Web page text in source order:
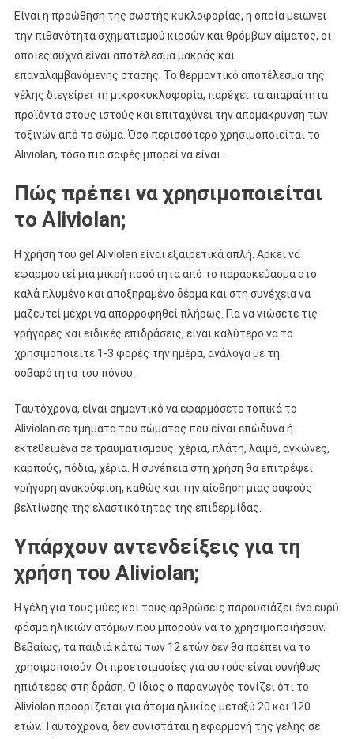
Είναι η προώθηση της σωστής κυκλοφορίας, η οποία μειώνει
την πιθανότητα σχηματισμού κιρσών και θρόμβων αίματος, οι
οποίες συχνά είναι αποτέλεσμα μακράς και
επαναλαμβανόμενης στάσης. Το θερμαντικό αποτέλεσμα της
γέλης διεγείρει τη μικροκυκλοφορία, παρέχει τα απαραίτητα
προϊόντα στους ιστούς και επιταχύνει την απομάκρυνση των
τοξινών από το σώμα. Όσο περισσότερο χρησιμοποιείται το
Aliviolan, τόσο πιο σαφές μπορεί να είναι.
Πώς πρέπει να χρησιμοποιείται
το Aliviolan;
Η χρήση του gel Aliviolan είναι εξαιρετικά απλή. Αρκεί να
εφαρμοστεί μια μικρή ποσότητα από το παρασκεύασμα στο
καλά πλυμένο και αποξηραμένο δέρμα και στη συνέχεια να
μαζευτεί μέχρι να απορροφηθεί πλήρως. Για να νιώσετε τις
γρήγορες και ειδικές επιδράσεις, είναι καλύτερο να το
χρησιμοποιείτε 1-3 φορές την ημέρα, ανάλογα με τη
σοβαρότητα του πόνου.
Ταυτόχρονα, είναι σημαντικό να εφαρμόσετε τοπικά το
Aliviolan σε τμήματα του σώματος που είναι επώδυνα ή
εκτεθειμένα σε τραυματισμούς: χέρια, πλάτη, λαιμό, αγκώνες,
καρπούς, πόδια, χέρια. Η συνέπεια στη χρήση θα επιτρέψει
γρήγορη ανακούφιση, καθώς και την αίσθηση μιας σαφούς
βελτίωσης της ελαστικότητας της επιδερμίδας.
Υπάρχουν αντενδείξεις για τη
χρήση του Aliviolan;
Η γέλη για τους μύες και τους αρθρώσεις παρουσιάζει ένα ευρύ
φάσμα ηλικιών ατόμων που μπορούν να το χρησιμοποιήσουν.
Βεβαίως, τα παιδιά κάτω των 12 ετών δεν θα πρέπει να το
χρησιμοποιούν. Οι προετοιμασίες για αυτούς είναι συνήθως
ηπιότερες στη δράση. Ο ίδιος ο παραγωγός τονίζει ότι το
Aliviolan προορίζεται για άτομα ηλικίας μεταξύ 20 και 120
ετών. Ταυτόχρονα, δεν συνιστάται η εφαρμογή της γέλης σε